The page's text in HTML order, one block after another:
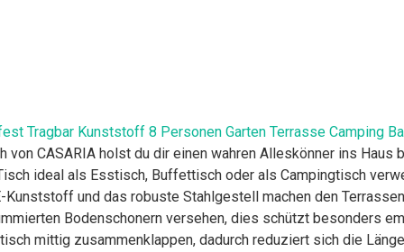
Tragbar Kunststoff 8 Personen Garten Terrasse Camping
CASARIA holst du dir einen wahren Alleskönner ins Haus
ideal als Esstisch, Buffettisch oder als Campingtisch
Kunststoff und das robuste Stahlgestell machen den
Bodenschonern versehen, dies schützt besonders
mittig zusammenklappen, dadurch reduziert sich die